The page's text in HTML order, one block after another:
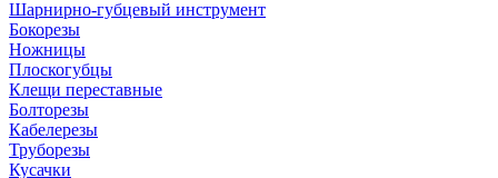
Шарнирно-губцевый инструмент
Бокорезы
Ножницы
Плоскогубцы
Клещи переставные
Болторезы
Кабелерезы
Труборезы
Кусачки